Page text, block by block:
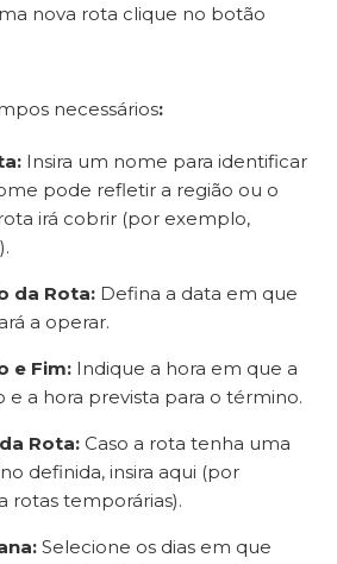
nova rota clique no botão
necessários:
Insira um nome para identificar
pode refletir a região ou o
irá cobrir (por exemplo,
da Rota: Defina a data em que
a operar.
e Fim: Indique a hora em que a
e a hora prevista para o término.
Rota: Caso a rota tenha uma
definida, insira aqui (por
rotas temporárias).
Selecione os dias em que